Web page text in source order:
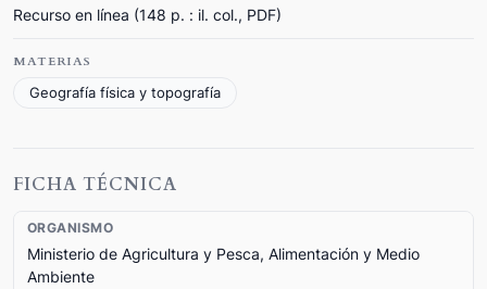
Recurso en línea (148 p. : il. col., PDF)
MATERIAS
Geografía física y topografía
FICHA TÉCNICA
ORGANISMO
Ministerio de Agricultura y Pesca, Alimentación y Medio
Ambiente